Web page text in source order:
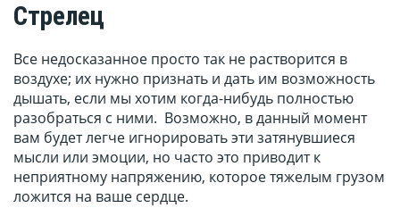
Стрелец
Все недосказанное просто так не растворится в
воздухе; их нужно признать и дать им возможность
дышать, если мы хотим когда-нибудь полностью
разобраться с ними. Возможно, в данный момент
вам будет легче игнорировать эти затянувшиеся
мысли или эмоции, но часто это приводит к
неприятному напряжению, которое тяжелым грузом
ложится на ваше сердце.